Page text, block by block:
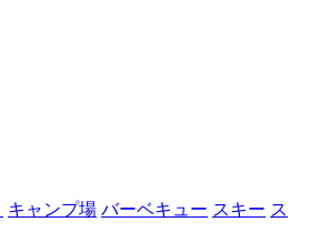
キャンプ場 バーベキュー スキー ス